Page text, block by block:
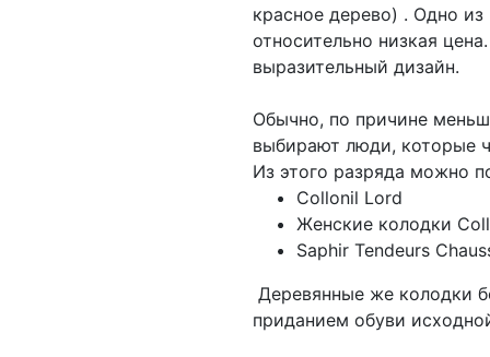
красное дерево) . Одно
относительно низкая
выразительный дизайн.
Обычно, по причине
выбирают люди, которые
Из этого разряда можно
Collonil Lord
Женские колодки
Saphir Tendeurs
Деревянные же колодки
приданием обуви